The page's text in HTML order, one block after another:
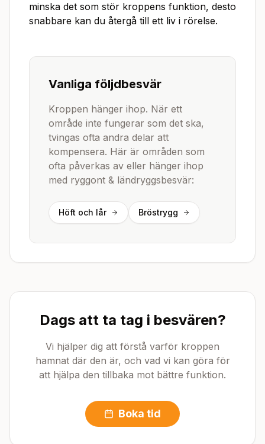
minska det som stör kroppens funktion, desto
snabbare kan du återgå till ett liv i rörelse.
Vanliga följdbesvär
Kroppen hänger ihop. När ett
område inte fungerar som det ska,
tvingas ofta andra delar att
kompensera. Här är områden som
ofta påverkas av eller hänger ihop
med ryggont & ländryggsbesvär:
Höft och lår Bröstrygg
Dags att ta tag i besvären?
Vi hjälper dig att förstå varför kroppen
hamnat där den är, och vad vi kan göra för
att hjälpa den tillbaka mot bättre funktion.
Boka tid